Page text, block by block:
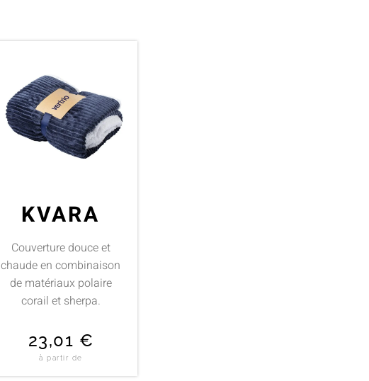
KVARA
Couverture douce et
chaude en combinaison
de matériaux polaire
corail et sherpa.
23,01 €
à partir de